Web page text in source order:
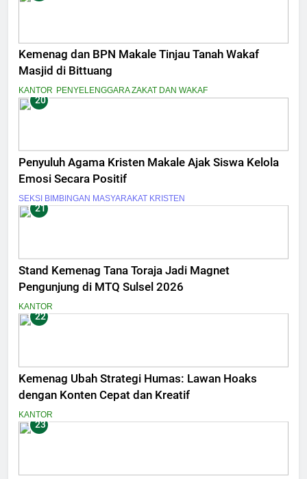
Kemenag dan BPN Makale Tinjau Tanah Wakaf
Masjid di Bittuang
KANTOR PENYELENGGARA ZAKAT DAN WAKAF
20
Penyuluh Agama Kristen Makale Ajak Siswa Kelola
Emosi Secara Positif
SEKSI BIMBINGAN MASYARAKAT KRISTEN
21
Stand Kemenag Tana Toraja Jadi Magnet
Pengunjung di MTQ Sulsel 2026
KANTOR
22
Kemenag Ubah Strategi Humas: Lawan Hoaks
dengan Konten Cepat dan Kreatif
KANTOR
23